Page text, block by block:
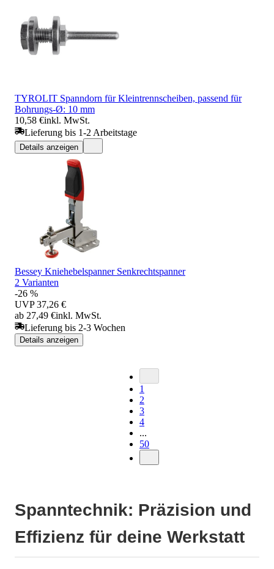
TYROLIT Spanndorn für Kleintrennscheiben, passend für
Bohrungs-Ø: 10 mm
10,58 €inkl. MwSt.
Lieferung bis 1-2 Arbeitstage
Details anzeigen
Bessey Kniehebelspanner Senkrechtspanner
2 Varianten
-26 %
UVP 37,26 €
ab 27,49 €inkl. MwSt.
Lieferung bis 2-3 Wochen
Details anzeigen
1
2
3
4
...
50
Spanntechnik: Präzision und
Effizienz für deine Werkstatt